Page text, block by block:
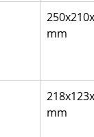
mm
mm